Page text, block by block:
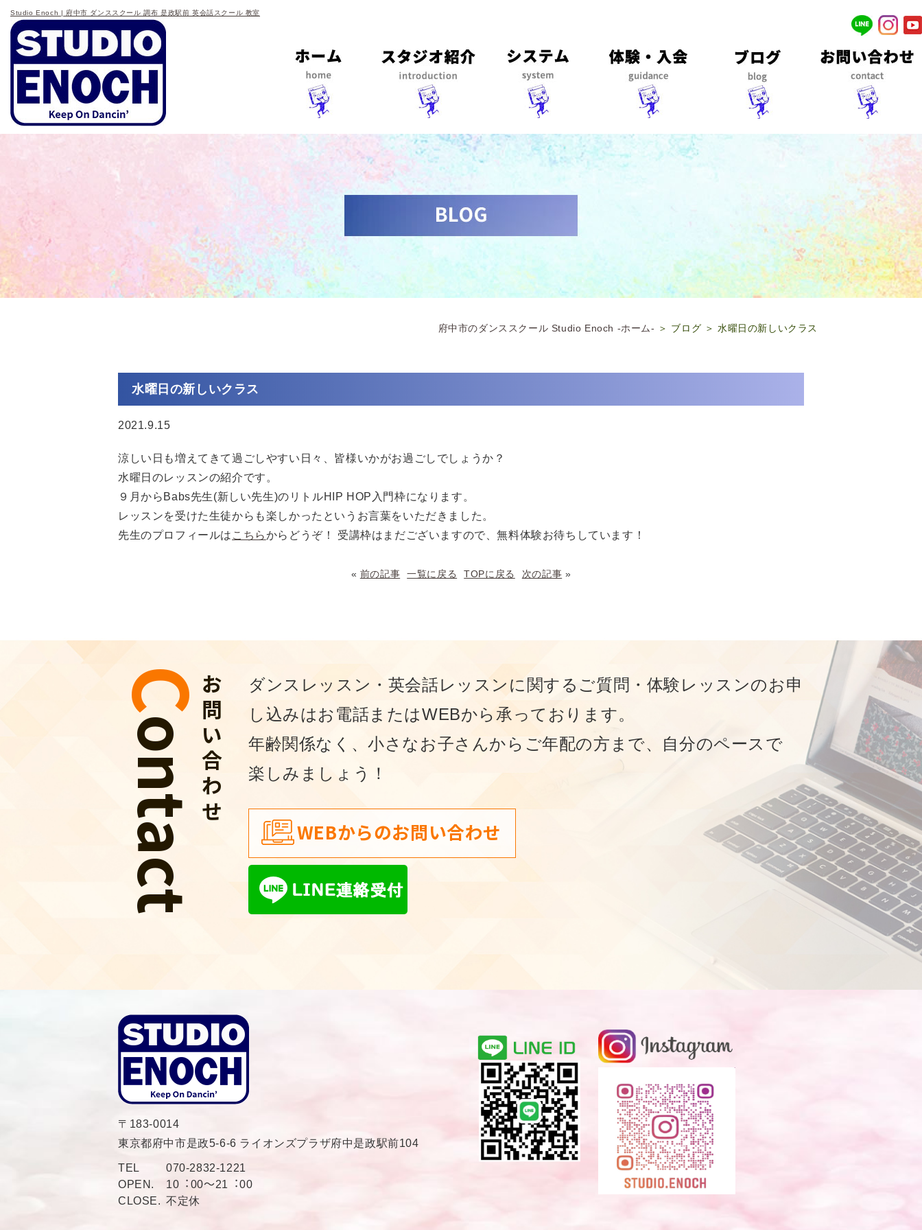
Studio Enoch | 府中市 ダンススクール 調布 是政駅前 英会話スクール 教室
府中市のダンススクール Studio Enoch -ホーム- ＞ ブログ ＞ 水曜日の新しいクラス
水曜日の新しいクラス
2021.9.15
涼しい日も増えてきて過ごしやすい日々、皆様いかがお過ごしでしょうか？
水曜日のレッスンの紹介です。
９月からBabs先生(新しい先生)のリトルHIP HOP入門枠になります。
レッスンを受けた生徒からも楽しかったというお言葉をいただきました。
先生のプロフィールは こちらからどうぞ！ 受講枠はまだございますので、無料体験お待ちしています！
« 前の記事 一覧に戻る TOPに戻る 次の記事 »
C
o
n
t
a
c
tお問い合わせ
ダンスレッスン・英会話レッスンに関するご質問・体験レッスンのお申
し込みはお電話またはWEBから承っております。
年齢関係なく、⼩さなお⼦さんからご年配の⽅まで、⾃分のペースで
楽しみましょう！
WEBからのお問い合わせ
〒183-0014
東京都府中市是政5-6-6 ライオンズプラザ府中是政駅前104
TEL
070-2832-1221
OPEN.
10︓00〜21︓00
CLOSE. 不定休